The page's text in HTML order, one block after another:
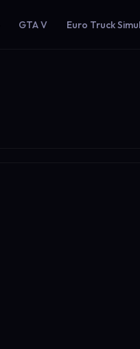
GTA V Euro Truck